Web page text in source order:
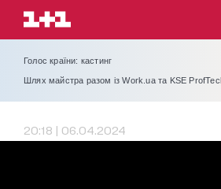
Голос країни: кастинг
Шлях майстра разом із Work.ua та KSE
20:18 | 06.04.2024